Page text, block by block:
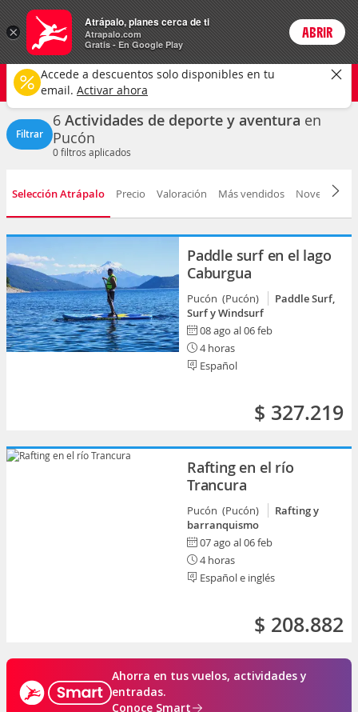
Actividades Login
Pucón ciudad
Deportes y aventuras Cualquier fecha
CAMBIAR
Filtrar
6 Actividades de deporte y aventura en
Pucón
0filtros aplicados
Selección Atrápalo Precio Valoración Más vendidos Novedad
Paddle surf en el lago
Caburgua
Pucón (Pucón)
Paddle Surf,
Surf y Windsurf
08 ago al 06 feb
4 horas
Español
$ 327.219
Rafting en el río
Trancura
Pucón (Pucón)
Rafting y
barranquismo
07 ago al 06 feb
4 horas
Español e inglés
$ 208.882
Ahorra en tus vuelos, actividades y
entradas.
Conoce Smart
×
Atrápalo, planes cerca de ti
Atrapalo.com
Gratis - En Google Play
ABRIR
Accede a descuentos solo disponibles en tu
email. Activar ahora